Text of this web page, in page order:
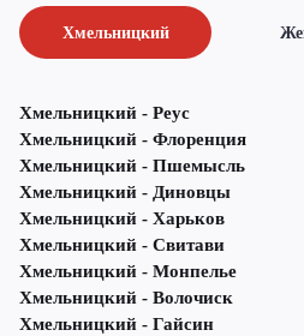
Хмельницкий
Хмельницкий - Реус
Хмельницкий - Флоренция
Хмельницкий - Пшемысль
Хмельницкий - Диновцы
Хмельницкий - Харьков
Хмельницкий - Свитави
Хмельницкий - Монпелье
Хмельницкий - Волочиск
Хмельницкий - Гайсин